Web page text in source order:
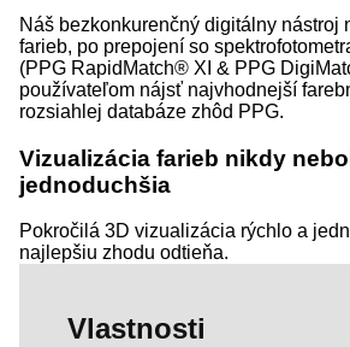
Náš bezkonkurenčný digitálny nástroj
farieb, po prepojení so
(PPG RapidMatch® XI & PPG
používateľom nájsť najvhodnejší
rozsiahlej databáze zhôd PPG.
Vizualizácia farieb nikdy
jednoduchšia
Pokročilá 3D vizualizácia rýchlo a
najlepšiu zhodu odtieňa.
Vlastnosti